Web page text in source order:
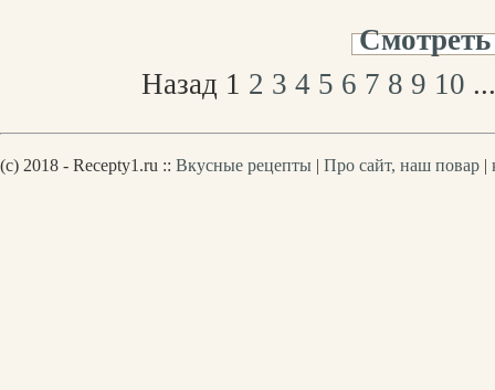
Назад 1 2 3 4 5 6 7 8 9 10
(c) 2018 - Recepty1.ru :: Вкусные рецепты | Про сайт, наш повар |